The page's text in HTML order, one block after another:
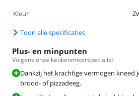
Kleur
Toon alle specificaties
Plus- en minpunten
Volgens onze keukenmixerspecialist
Dankzij het krachtige vermogen kneed
brood- of pizzadeeg.